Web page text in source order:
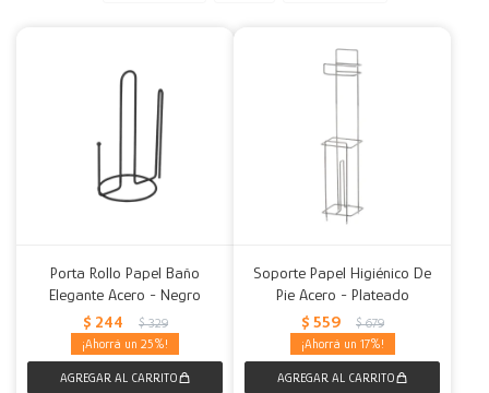
Porta Rollo Papel Baño
Elegante Acero - Negro
$ 244 $ 329
25
Soporte Papel Higiénico De
Pie Acero - Plateado
$ 559 $ 679
17
Accesorios para el hogar
Herramientas
Muebles Infantiles